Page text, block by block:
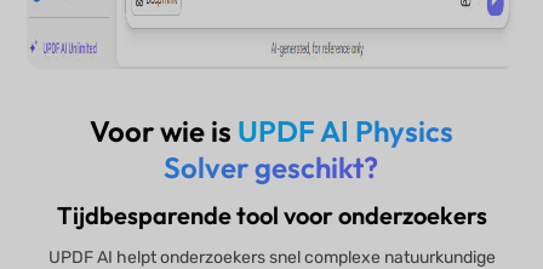
Voor wie is UPDF AI Physics
Solver geschikt?
Tijdbesparende tool voor onderzoekers
UPDF AI helpt onderzoekers snel complexe natuurkundige